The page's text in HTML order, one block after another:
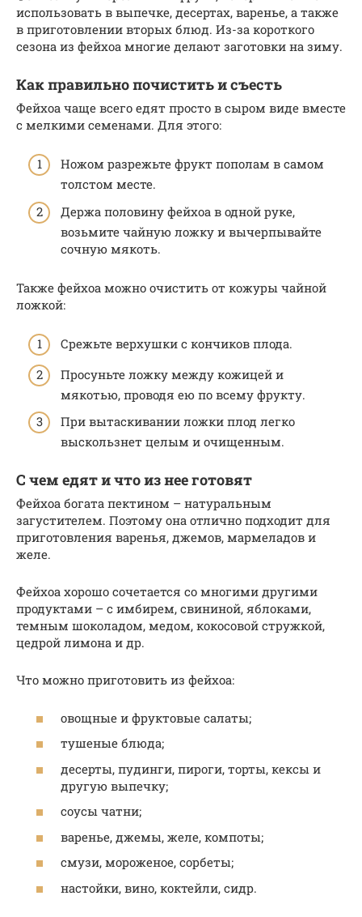
использовать в выпечке, десертах, варенье, а также
в приготовлении вторых блюд. Из-за короткого
сезона из фейхоа многие делают заготовки на зиму.
Как правильно почистить и съесть
Фейхоа чаще всего едят просто в сыром виде вместе
с мелкими семенами. Для этого:
Ножом разрежьте фрукт пополам в самом
толстом месте.
Держа половину фейхоа в одной руке,
возьмите чайную ложку и вычерпывайте
сочную мякоть.
Также фейхоа можно очистить от кожуры чайной
ложкой:
Срежьте верхушки с кончиков плода.
Просуньте ложку между кожицей и
мякотью, проводя ею по всему фрукту.
При вытаскивании ложки плод легко
выскользнет целым и очищенным.
С чем едят и что из нее готовят
Фейхоа богата пектином – натуральным
загустителем. Поэтому она отлично подходит для
приготовления варенья, джемов, мармеладов и
желе.
Фейхоа хорошо сочетается со многими другими
продуктами – с имбирем, свининой, яблоками,
темным шоколадом, медом, кокосовой стружкой,
цедрой лимона и др.
Что можно приготовить из фейхоа:
овощные и фруктовые салаты;
тушеные блюда;
десерты, пудинги, пироги, торты, кексы и
другую выпечку;
соусы чатни;
варенье, джемы, желе, компоты;
смузи, мороженое, сорбеты;
настойки, вино, коктейли, сидр.